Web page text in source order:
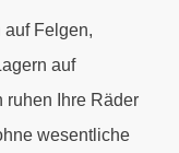
auf Felgen,
auf
ruhen Ihre Räder
wesentliche